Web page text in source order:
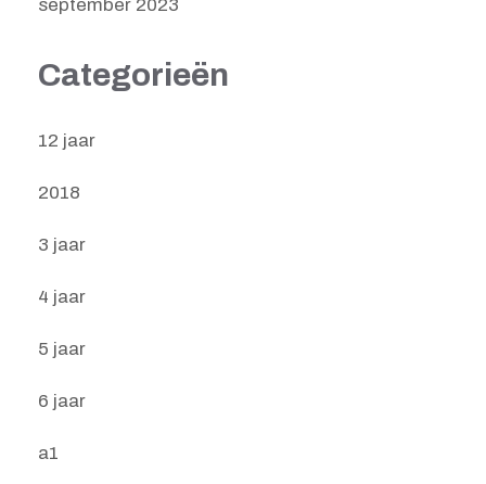
september 2023
Categorieën
12 jaar
2018
3 jaar
4 jaar
5 jaar
6 jaar
a1